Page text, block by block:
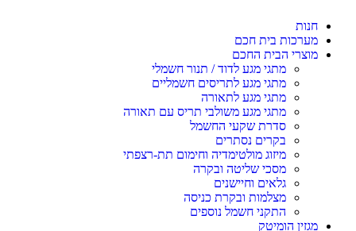
חנות
מערכות בית חכם
מוצרי הבית החכם
מתגי מגע לדוד / תנור חשמלי
מתגי מגע לתריסים חשמליים
מתגי מגע לתאורה
מתגי מגע משולבי תריס עם תאורה
סדרת שקעי החשמל
בקרים נסתרים
מיזוג מולטימדיה וחימום תת-רצפתי
מסכי שליטה ובקרה
גלאים וחיישנים
מצלמות ובקרת כניסה
התקני חשמל נוספים
מגזין הומיטק